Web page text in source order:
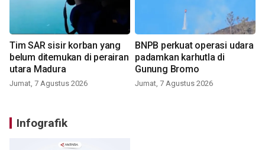
Tim SAR sisir korban yang
belum ditemukan di perairan
utara Madura
Jumat, 7 Agustus 2026
BNPB perkuat operasi udara
padamkan karhutla di
Gunung Bromo
Jumat, 7 Agustus 2026
Infografik